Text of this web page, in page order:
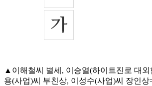
▲이해철씨 별세, 이승열(하이트진로 대
용(사업)씨 부친상, 이성수(사업)씨 장인상